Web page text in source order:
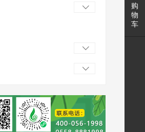



购
物
车